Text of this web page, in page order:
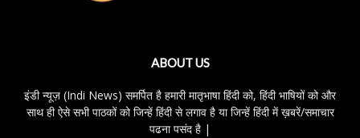
ABOUT US
इंडी न्यूज़ (Indi News) समर्पित है हमारी मातृभाषा हिंदी को, हिंदी भाषियों को और
साथ ही ऐसे सभी पाठकों को जिन्हें हिंदी से लगाव है या जिन्हें हिंदी में ख़बरें/समाचार
पढना पसंद है |